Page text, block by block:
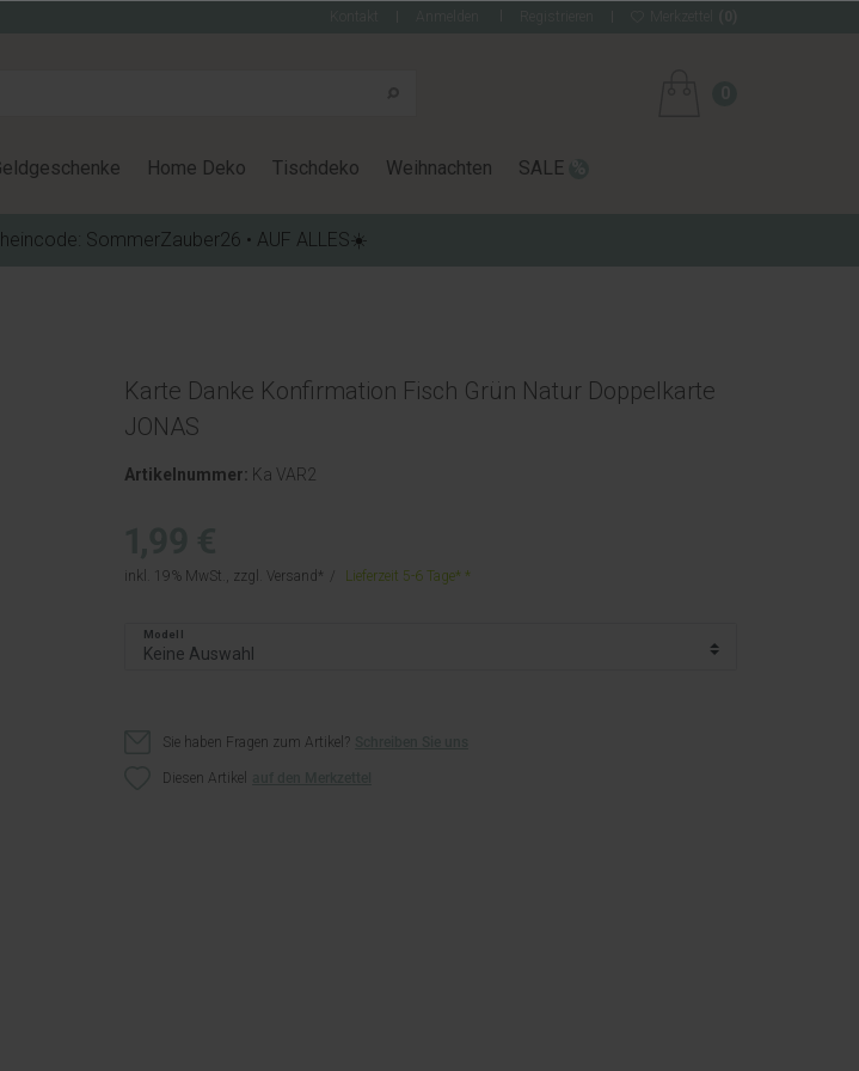
Home Deko Tischdeko Weihnachten SALE
SommerZauber26 • AUF ALLES☀️
Karte Danke Konfirmation Fisch Grün Natur Doppelkarte
JONAS
Artikelnummer: Ka VAR2
inkl. 19% MwSt., zzgl. Versand Lieferzeit 5-6 Tage*
Modell
Sie haben Fragen zum Artikel?
Diesen Artikel